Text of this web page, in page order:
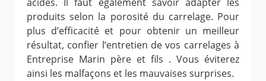
produits selon la porosité du carrelage. Pour
plus d’efficacité et pour obtenir un meilleur
résultat, confier l’entretien de vos carrelages à
Entreprise Marin père et fils . Vous éviterez
ainsi les malfaçons et les mauvaises surprises.